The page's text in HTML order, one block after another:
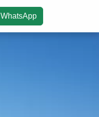
WhatsApp